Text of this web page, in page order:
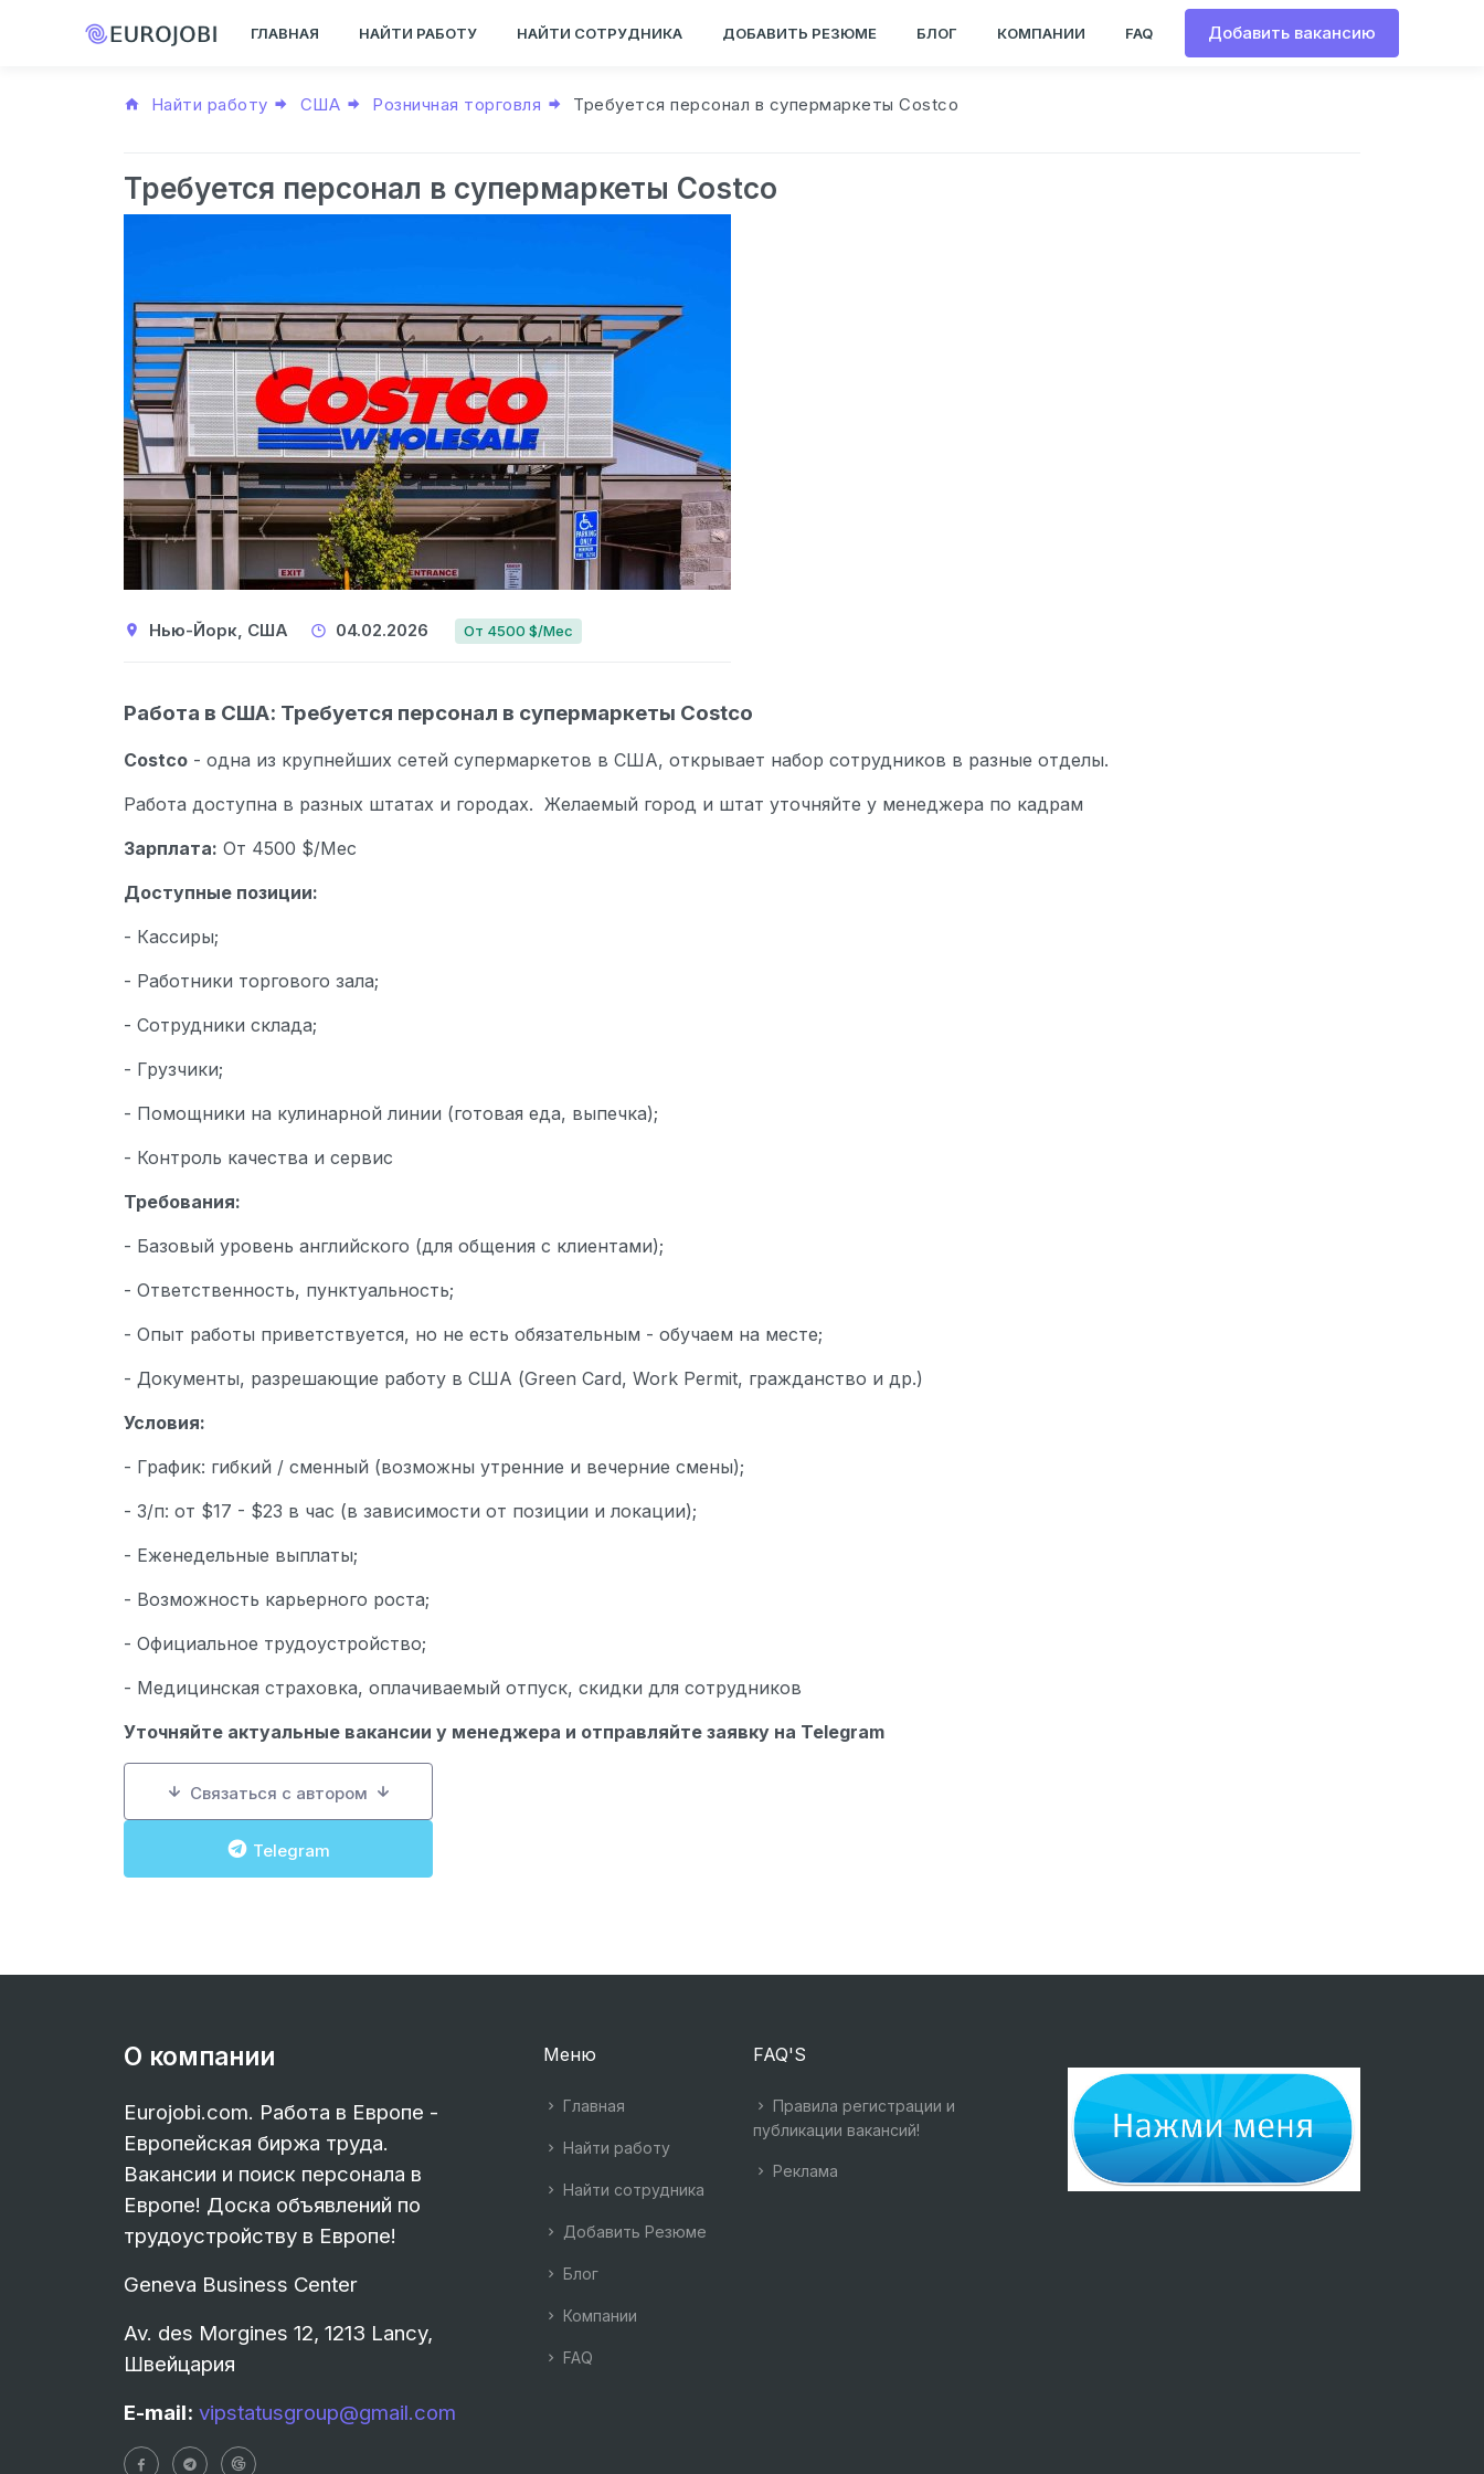
ГЛАВНАЯ НАЙТИ РАБОТУ НАЙТИ СОТРУДНИКА ДОБАВИТЬ РЕЗЮМЕ БЛОГ КОМПАНИИ FAQ Добавить вакансию
Найти работу США Розничная торговля Требуется персонал в супермаркеты Costco
Требуется персонал в супермаркеты Costco
Нью-Йорк, США 04.02.2026 От 4500 $/Мес
Работа в США: Требуется персонал в супермаркеты Costco
Costco - одна из крупнейших сетей супермаркетов в США, открывает набор сотрудников в разные отделы.
Работа доступна в разных штатах и городах. Желаемый город и штат уточняйте у менеджера по кадрам
Зарплата: От 4500 $/Мес
Доступные позиции:
- Кассиры;
- Работники торгового зала;
- Сотрудники склада;
- Грузчики;
- Помощники на кулинарной линии (готовая еда, выпечка);
- Контроль качества и сервис
Требования:
- Базовый уровень английского (для общения с клиентами);
- Ответственность, пунктуальность;
- Опыт работы приветствуется, но не есть обязательным - обучаем на месте;
- Документы, разрешающие работу в США (Green Card, Work Permit, гражданство и др.)
Условия:
- График: гибкий / сменный (возможны утренние и вечерние смены);
- З/п: от $17 - $23 в час (в зависимости от позиции и локации);
- Еженедельные выплаты;
- Возможность карьерного роста;
- Официальное трудоустройство;
- Медицинская страховка, оплачиваемый отпуск, скидки для сотрудников
Уточняйте актуальные вакансии у менеджера и отправляйте заявку на Telegram
Связаться с автором
Telegram
О компании
Eurojobi.com. Работа в Европе -
Европейская биржа труда.
Вакансии и поиск персонала в
Европе! Доска объявлений по
трудоустройству в Европе!
Geneva Business Center
Av. des Morgines 12, 1213 Lancy,
Швейцария
E-mail: vipstatusgroup@gmail.com
Меню
Главная
Найти работу
Найти сотрудника
Добавить Резюме
Блог
Компании
FAQ
FAQ'S
Правила регистрации и
публикации вакансий!
Реклама